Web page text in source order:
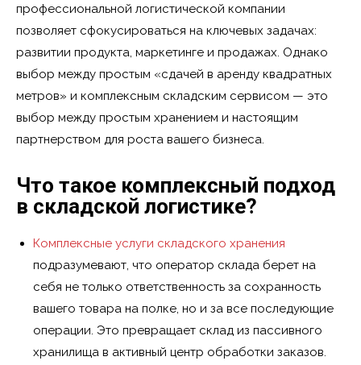
профессиональной логистической компании
позволяет сфокусироваться на ключевых задачах:
развитии продукта, маркетинге и продажах. Однако
выбор между простым «сдачей в аренду квадратных
метров» и комплексным складским сервисом — это
выбор между простым хранением и настоящим
партнерством для роста вашего бизнеса.
Что такое комплексный подход
в складской логистике?
Комплексные услуги складского хранения
подразумевают, что оператор склада берет на
себя не только ответственность за сохранность
вашего товара на полке, но и за все последующие
операции. Это превращает склад из пассивного
хранилища в активный центр обработки заказов.